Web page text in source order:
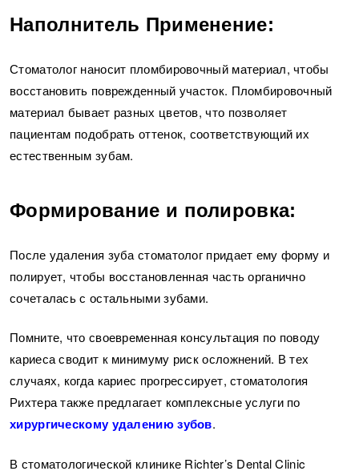
Наполнитель Применение:
Стоматолог наносит пломбировочный материал, чтобы
восстановить поврежденный участок. Пломбировочный
материал бывает разных цветов, что позволяет
пациентам подобрать оттенок, соответствующий их
естественным зубам.
Формирование и полировка:
После удаления зуба стоматолог придает ему форму и
полирует, чтобы восстановленная часть органично
сочеталась с остальными зубами.
Помните, что своевременная консультация по поводу
кариеса сводит к минимуму риск осложнений. В тех
случаях, когда кариес прогрессирует, стоматология
Рихтера также предлагает комплексные услуги по
хирургическому удалению зубов.
В стоматологической клинике Richter’s Dental Clinic